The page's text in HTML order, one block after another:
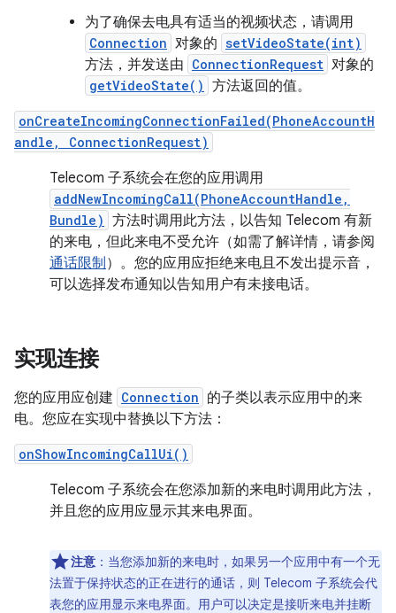
为了确保去电具有适当的视频状态，请调用
Connection 对象的 setVideoState(int)
方法，并发送由 ConnectionRequest 对象的
getVideoState() 方法返回的值。
onCreateIncomingConnectionFailed(PhoneAccountH
andle, ConnectionRequest)
Telecom 子系统会在您的应用调用
addNewIncomingCall(PhoneAccountHandle,
Bundle) 方法时调用此方法，以告知 Telecom 有新
的来电，但此来电不受允许（如需了解详情，请参阅
通话限制 ）。您的应用应拒绝来电且不发出提示音，
可以选择发布通知以告知用户有未接电话。
实现连接
您的应用应创建 Connection 的子类以表示应用中的来
电。您应在实现中替换以下方法：
onShowIncomingCallUi()
Telecom 子系统会在您添加新的来电时调用此方法，
并且您的应用应显示其来电界面。
注意 ：当您添加新的来电时，如果另一个应用中有一个无
法置于保持状态的正在进行的通话，则 Telecom 子系统会代
表您的应用显示来电界面。用户可以决定是接听来电并挂断